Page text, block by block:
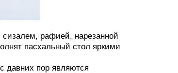
рафией, нарезанной
пасхальный стол яркими
давних пор являются